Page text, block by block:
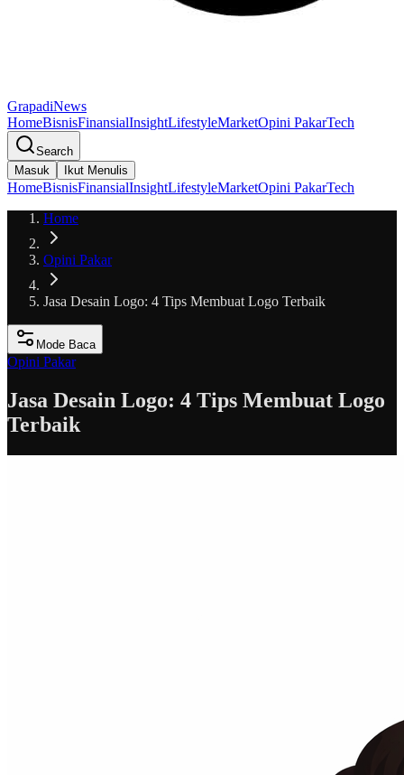
GrapadiNews
HomeBisnisFinansialInsightLifestyleMarketOpini PakarTech
Search
Masuk
Ikut Menulis
HomeBisnisFinansialInsightLifestyleMarketOpini PakarTech
Home
Opini Pakar
Jasa Desain Logo: 4 Tips Membuat Logo Terbaik
Mode Baca
Opini Pakar
Jasa Desain Logo: 4 Tips Membuat Logo
Terbaik